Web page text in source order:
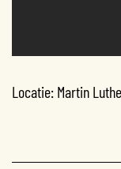
Locatie: Martin